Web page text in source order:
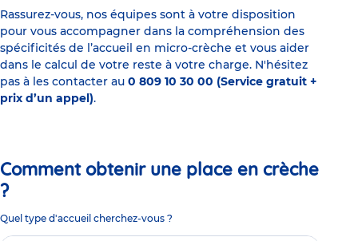
Rassurez-vous, nos équipes sont à votre disposition
pour vous accompagner dans la compréhension des
spécificités de l’accueil en micro-crèche et vous aider
dans le calcul de votre reste à votre charge. N'hésitez
pas à les contacter au 0 809 10 30 00 (Service gratuit +
prix d’un appel).
Comment obtenir une place en crèche
?
Quel type d'accueil cherchez-vous ?